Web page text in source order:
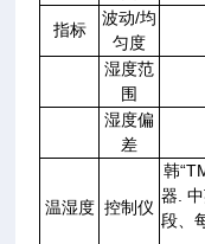
指标
波动/均
匀度
湿度范
围
湿度偏
差
温湿度 控制仪
韩
器.
段、